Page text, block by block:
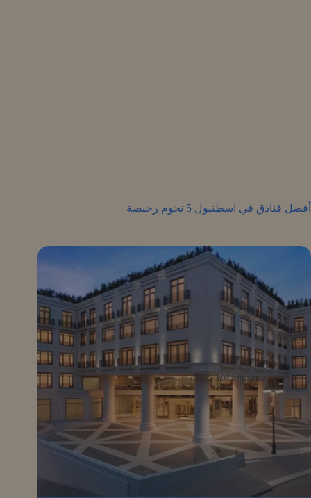
أفضل فنادق في اسطنبول 5 نجوم رخيصة